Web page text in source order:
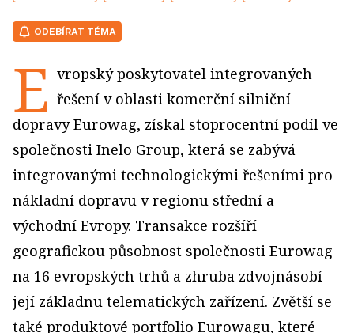
ODEBÍRAT TÉMA
E vropský poskytovatel integrovaných
řešení v oblasti komerční silniční
dopravy Eurowag, získal stoprocentní podíl ve
společnosti Inelo Group, která se zabývá
integrovanými technologickými řešeními pro
nákladní dopravu v regionu střední a
východní Evropy. Transakce rozšíří
geografickou působnost společnosti Eurowag
na 16 evropských trhů a zhruba zdvojnásobí
její základnu telematických zařízení. Zvětší se
také produktové portfolio Eurowagu, které